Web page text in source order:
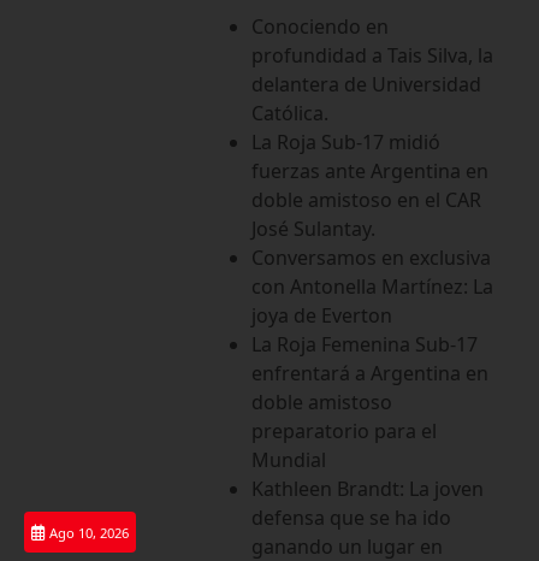
Ago 10, 2026
Conociendo en
profundidad a Tais Silva, la
delantera de Universidad
Católica.
La Roja Sub-17 midió
fuerzas ante Argentina en
doble amistoso en el CAR
José Sulantay.
Conversamos en exclusiva
con Antonella Martínez: La
joya de Everton
La Roja Femenina Sub-17
enfrentará a Argentina en
doble amistoso
preparatorio para el
Mundial
Kathleen Brandt: La joven
defensa que se ha ido
ganando un lugar en